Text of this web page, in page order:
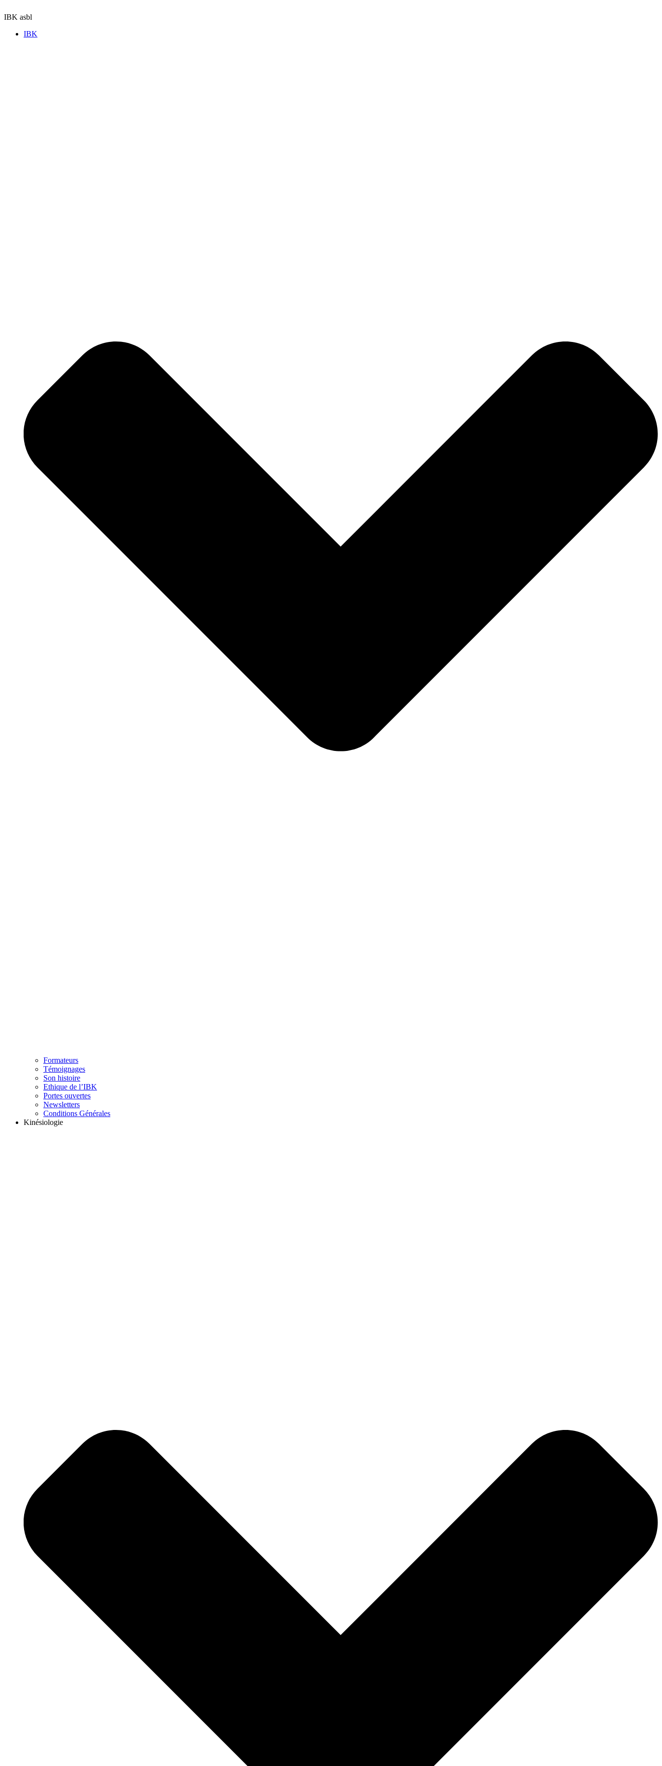
au
IBK asbl
IBK
Formateurs
Témoignages
Son histoire
Ethique de l’IBK
Portes ouvertes
Newsletters
Conditions Générales
Kinésiologie